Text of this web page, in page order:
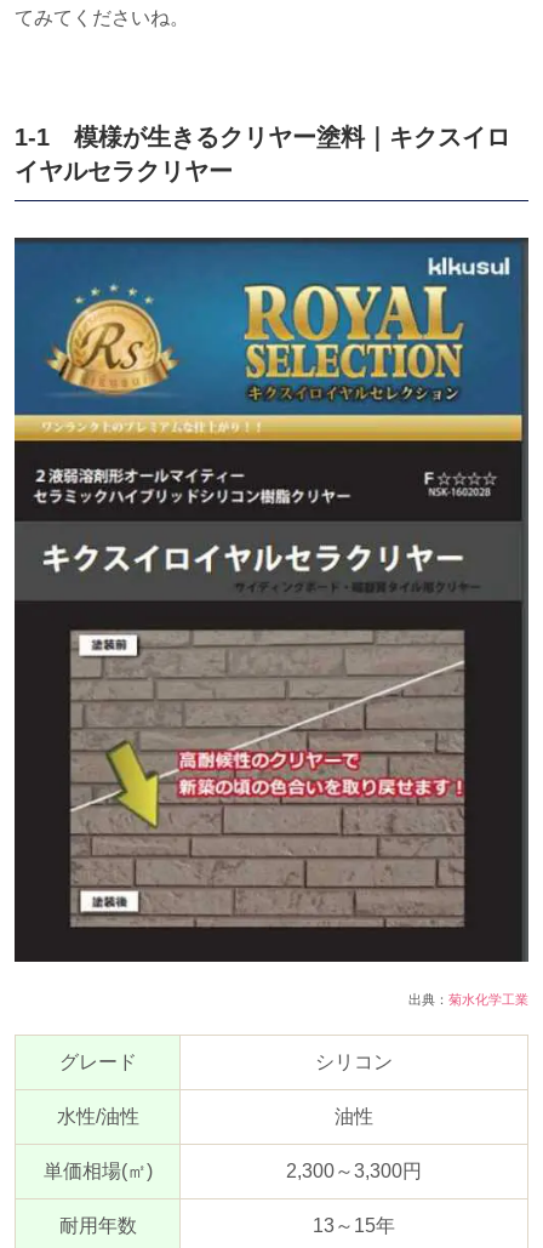
てみてくださいね。
1-1 模様が生きるクリヤー塗料｜キクスイロ
イヤルセラクリヤー
出典： 菊水化学工業
グレード シリコン
水性/油性 油性
単価相場(㎡) 2,300～3,300円
耐用年数 13～ 15年